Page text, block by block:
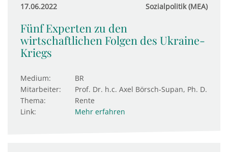
17.06.2022 Sozialpolitik (MEA)
Fünf Experten zu den
wirtschaftlichen Folgen des Ukraine-
Kriegs
Medium:
BR
Mitarbeiter:
Prof. Dr. h.c. Axel Börsch-Supan, Ph. D.
Thema:
Rente
Link:
Mehr erfahren